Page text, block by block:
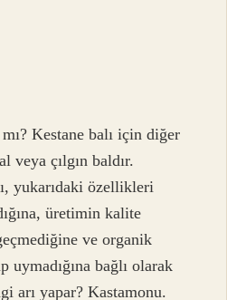
Kestane balı için diğer
veya çılgın baldır.
yukarıdaki özellikleri
üretimin kalite
ve organik
bağlı olarak
arı yapar? Kastamonu.